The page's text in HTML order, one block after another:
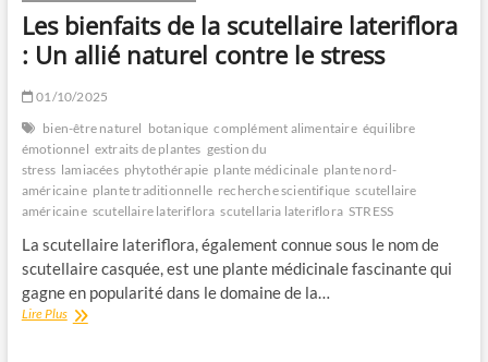
Les bienfaits de la scutellaire lateriflora
: Un allié naturel contre le stress
01/10/2025
bien-être naturel botanique complément alimentaire équilibre
émotionnel extraits de plantes gestion du
stress lamiacées phytothérapie plante médicinale plante nord-
américaine plante traditionnelle recherche scientifique scutellaire
américaine scutellaire lateriflora scutellaria lateriflora STRESS
La scutellaire lateriflora, également connue sous le nom de
scutellaire casquée, est une plante médicinale fascinante qui
gagne en popularité dans le domaine de la…
Lire PlusLes